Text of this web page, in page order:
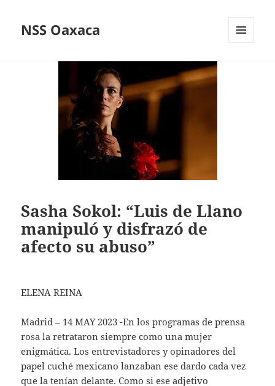
NSS Oaxaca
Sasha Sokol: “Luis de Llano
manipuló y disfrazó de
afecto su abuso”
ELENA REINA
Madrid – 14 MAY 2023 -En los programas de prensa
rosa la retrataron siempre como una mujer
enigmática. Los entrevistadores y opinadores del
papel cuché mexicano lanzaban ese dardo cada vez
que la tenían delante. Como si ese adjetivo